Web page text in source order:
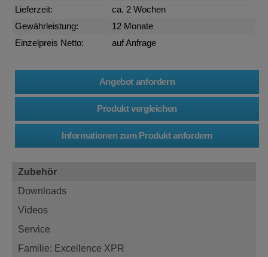
Lieferzeit:
ca. 2 Wochen
Gewährleistung:
12 Monate
Einzelpreis Netto:
auf Anfrage
Zubehör
Downloads
Videos
Service
Familie: Excellence XPR